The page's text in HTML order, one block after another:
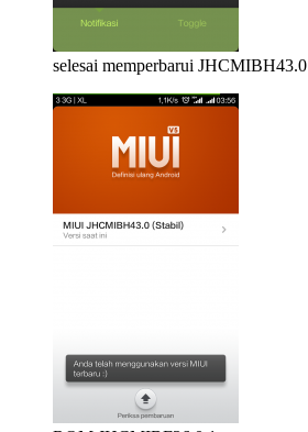
selesai memperbarui JHCMIBH43.0